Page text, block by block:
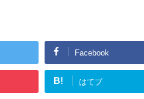
Facebook
B! はてブ